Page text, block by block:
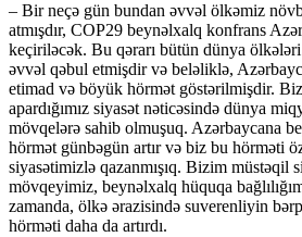
– Bir neçə gün bundan əvvəl ölkəmiz
atmışdır, COP29 beynəlxalq konfrans
keçiriləcək. Bu qərarı bütün dünya
əvvəl qəbul etmişdir və beləliklə,
etimad və böyük hörmət göstərilmişdir.
apardığımız siyasət nəticəsində dünya
mövqelərə sahib olmuşuq. Azərbaycana
hörmət günbəgün artır və biz bu hörməti
siyasətimizlə qazanmışıq. Bizim müstəqil
mövqeyimiz, beynəlxalq hüquqa
zamanda, ölkə ərazisində suverenliyin
hörməti daha da artırdı.